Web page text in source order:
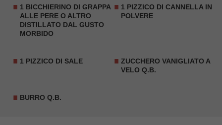
1 BICCHIERINO DI GRAPPA
ALLE PERE O ALTRO
DISTILLATO DAL GUSTO
MORBIDO
1 PIZZICO DI CANNELLA IN
POLVERE
1 PIZZICO DI SALE
ZUCCHERO VANIGLIATO A
VELO Q.B.
BURRO Q.B.